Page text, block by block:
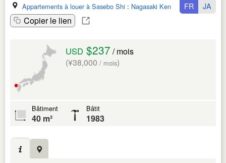
Appartements à louer à Sasebo Shi : Nagasaki Ken
Copier le lien
FR JA
USD $237 / mois
(¥38,000 / mois)
Bâtiment
40 m²
Bâtit
1983